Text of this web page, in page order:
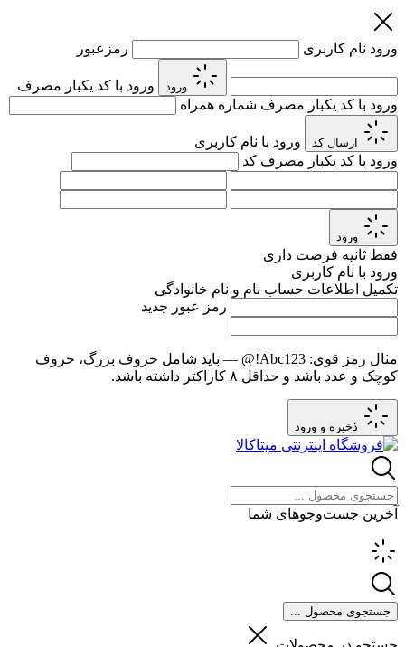
ورود نام کاربری رمزعبور
ورود
ورود با کد یکبار مصرف
ورود با کد یکبار مصرف شماره همراه
ارسال کد
ورود با نام کاربری
ورود با کد یکبار مصرف کد
ورود
فقط ثانیه فرصت داری
ورود با نام کاربری
تکمیل اطلاعات حساب نام و نام خانوادگی
رمز عبور جدید
مثال رمز قوی: Abc123!@
— باید شامل حروف بزرگ، حروف
کوچک و عدد باشد و حداقل ۸ کاراکتر داشته باشد.
ذخیره و ورود
آخرین جست‌وجوهای شما
جستجوی محصول ...